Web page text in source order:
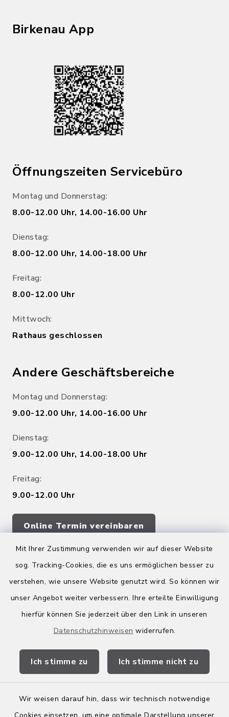
Mit Ihrer Zustimmung verwenden wir auf dieser Website
sog. Tracking-Cookies, die es uns ermöglichen besser zu
verstehen, wie unsere Website genutzt wird. So können wir
unser Angebot weiter verbessern. Ihre erteilte Einwilligung
hierfür können Sie jederzeit über den Link in unseren
Datenschutzhinweisen widerrufen.
Ich stimme zu Ich stimme nicht zu
Wir weisen darauf hin, dass wir technisch notwendige
Birkenau App
Öffnungszeiten Servicebüro
Montag und Donnerstag:
8.00-12.00 Uhr, 14.00-16.00 Uhr
Dienstag:
8.00-12.00 Uhr, 14.00-18.00 Uhr
Freitag:
8.00-12.00 Uhr
Mittwoch:
Rathaus geschlossen
Andere Geschäftsbereiche
Montag und Donnerstag:
9.00-12.00 Uhr, 14.00-16.00 Uhr
Dienstag:
9.00-12.00 Uhr, 14.00-18.00 Uhr
Freitag:
9.00-12.00 Uhr
Online Termin vereinbaren
Quicklinks
Kreis Bergstraße
Wirtschaftsregion Bergstraße
Kontakt